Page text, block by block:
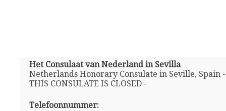
Het Consulaat van Nederland in Sevilla
Netherlands Honorary Consulate in Seville, Spain -
THIS CONSULATE IS CLOSED -
Telefoonnummer: